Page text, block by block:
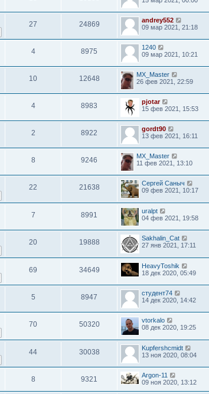
27 24869
andrey552
09 мар 2021, 21:18
4 8975
1240
09 мар 2021, 10:21
10 12648
MX_Master
26 фев 2021, 22:59
4 8983
pjotar
15 фев 2021, 15:53
2 8922
gordt90
13 фев 2021, 16:11
8 9246
MX_Master
11 фев 2021, 13:10
22 21638
Сергей Саныч
09 фев 2021, 10:17
7 8991
uralpt
04 фев 2021, 19:58
20 19888
Sakhalin_Cat
27 янв 2021, 17:11
69 34649
HeavyToshik
18 дек 2020, 05:49
5 8947
студент74
14 дек 2020, 14:42
70 50320
vtorkalo
08 дек 2020, 19:25
44 30038
Kupfershcmidt
13 ноя 2020, 08:04
8 9321
Argon-11
09 ноя 2020, 13:12